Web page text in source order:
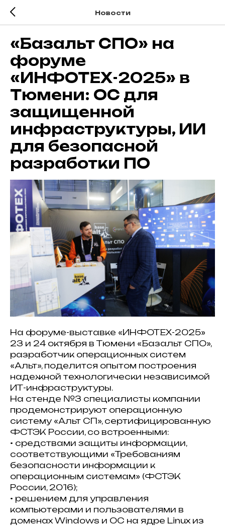
Новости
«Базальт СПО» на
форуме
«ИНФОТЕХ-2025» в
Тюмени: ОС для
защищенной
инфраструктуры, ИИ
для безопасной
разработки ПО
На форуме-выставке «ИНФОТЕХ-2025»
23 и 24 октября в Тюмени «Базальт СПО»,
разработчик операционных систем
«Альт», поделится опытом построения
надежной технологически независимой
ИТ-инфраструктуры.
На стенде №3 специалисты компании
продемонстрируют операционную
систему «Альт СП», сертифицированную
ФСТЭК России, со встроенными:
• средствами защиты информации,
соответствующими «Требованиям
безопасности информации к
операционным системам» (ФСТЭК
России, 2016);
• решением для управления
компьютерами и пользователями в
доменах Windows и ОС на ядре Linux из